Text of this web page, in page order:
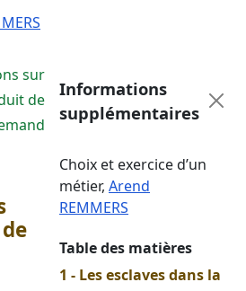
sur
de
Informations
supplémentaires
Choix et exercice d’un
métier, Arend
REMMERS
Table des matières
1 - Les esclaves dans la